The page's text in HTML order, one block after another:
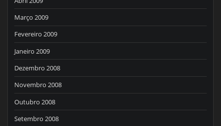
Março 2009
Fevereiro 2009
Janeiro 2009
Dezembro 2008
Novembro 2008
Outubro 2008
Setembro 2008